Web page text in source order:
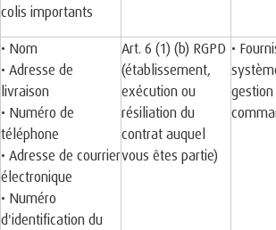
colis importants
• Nom
• Adresse de
livraison
• Numéro de
téléphone
• Adresse de courrier
électronique
• Numéro
d'identification du
Art. 6 (1) (b) RGPD
(établissement,
exécution ou
résiliation du
contrat auquel
vous êtes partie)
•